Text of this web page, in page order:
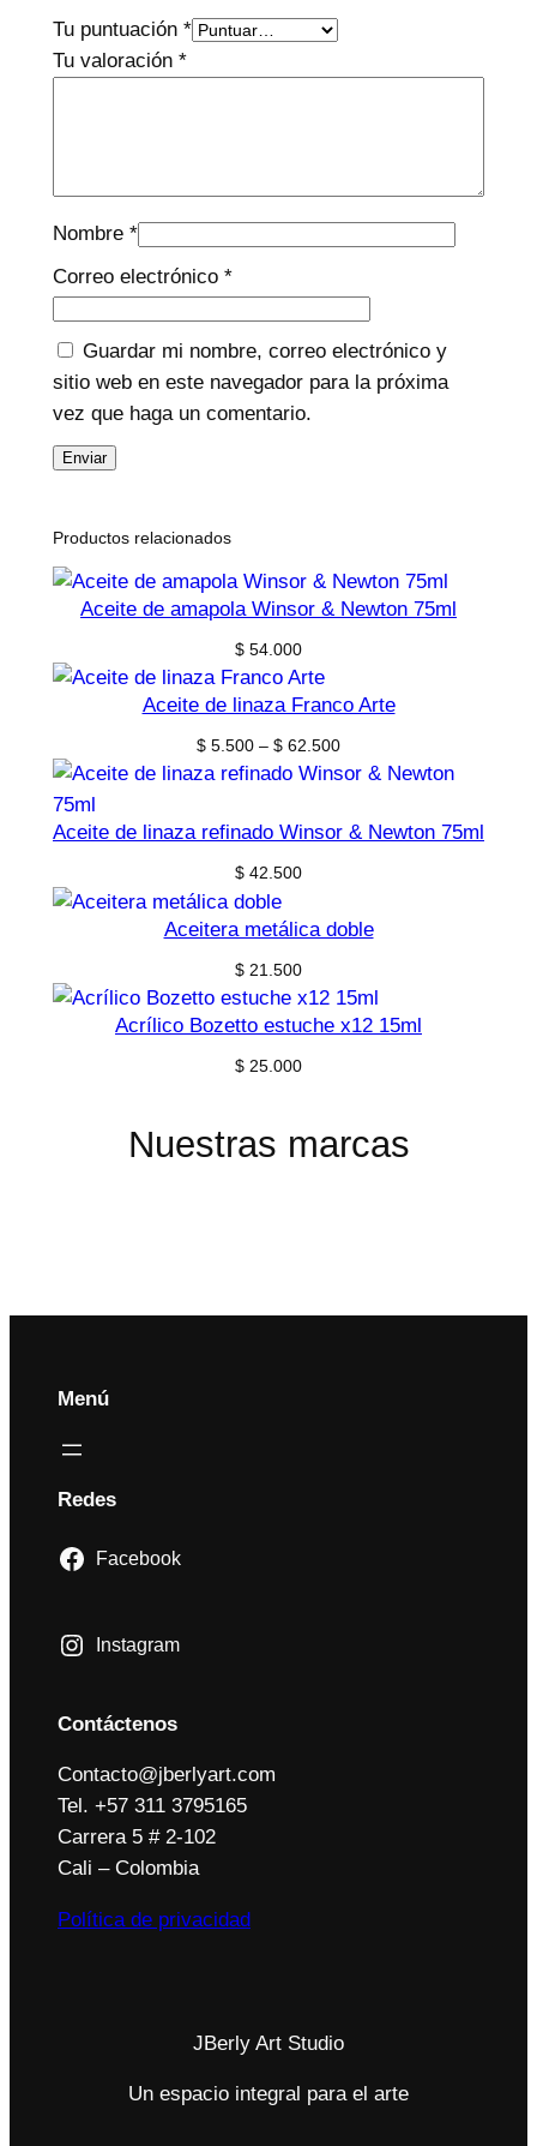
o
u
$
6
3
.
5
Tu puntuación *
Tu valoración *
Nombre *
Correo electrónico *
Guardar mi nombre, correo electrónico y
sitio web en este navegador para la próxima
vez que haga un comentario.
Productos relacionados
Aceite de amapola Winsor & Newton 75ml
$ 54.000
Aceite de linaza Franco Arte
$ 5.500 – $ 62.500Price
range:
through
Aceite de linaza refinado Winsor & Newton 75ml
$ 42.500
Aceitera metálica doble
$ 21.500
Acrílico Bozetto estuche x12 15ml
$ 25.000
Nuestras marcas
Menú
Redes
Facebook
Instagram
Contáctenos
Contacto@jberlyart.com
Tel. +57 311 3795165
Carrera 5 # 2-102
Cali – Colombia
Política de privacidad
JBerly Art Studio
Un espacio integral para el arte